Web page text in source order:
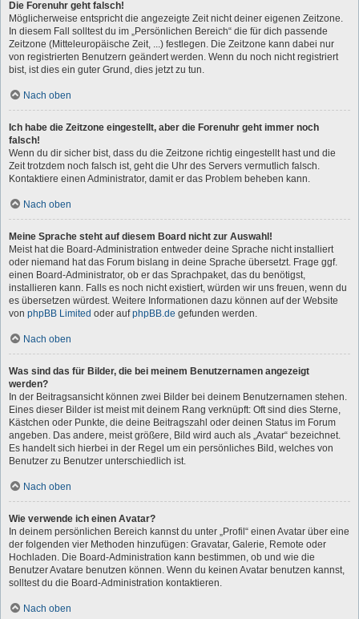
Die Forenuhr geht falsch!
Möglicherweise entspricht die angezeigte Zeit nicht deiner eigenen Zeitzone.
In diesem Fall solltest du im „Persönlichen Bereich“ die für dich passende
Zeitzone (Mitteleuropäische Zeit, ...) festlegen. Die Zeitzone kann dabei nur
von registrierten Benutzern geändert werden. Wenn du noch nicht registriert
bist, ist dies ein guter Grund, dies jetzt zu tun.
Nach oben
Ich habe die Zeitzone eingestellt, aber die Forenuhr geht immer noch
falsch!
Wenn du dir sicher bist, dass du die Zeitzone richtig eingestellt hast und die
Zeit trotzdem noch falsch ist, geht die Uhr des Servers vermutlich falsch.
Kontaktiere einen Administrator, damit er das Problem beheben kann.
Nach oben
Meine Sprache steht auf diesem Board nicht zur Auswahl!
Meist hat die Board-Administration entweder deine Sprache nicht installiert
oder niemand hat das Forum bislang in deine Sprache übersetzt. Frage ggf.
einen Board-Administrator, ob er das Sprachpaket, das du benötigst,
installieren kann. Falls es noch nicht existiert, würden wir uns freuen, wenn du
es übersetzen würdest. Weitere Informationen dazu können auf der Website
von phpBB Limited oder aufphpBB.de gefunden werden.
Nach oben
Was sind das für Bilder, die bei meinem Benutzernamen angezeigt
werden?
In der Beitragsansicht können zwei Bilder bei deinem Benutzernamen stehen.
Eines dieser Bilder ist meist mit deinem Rang verknüpft: Oft sind dies Sterne,
Kästchen oder Punkte, die deine Beitragszahl oder deinen Status im Forum
angeben. Das andere, meist größere, Bild wird auch als „Avatar“ bezeichnet.
Es handelt sich hierbei in der Regel um ein persönliches Bild, welches von
Benutzer zu Benutzer unterschiedlich ist.
Nach oben
Wie verwende ich einen Avatar?
In deinem persönlichen Bereich kannst du unter „Profil“ einen Avatar über eine
der folgenden vier Methoden hinzufügen: Gravatar, Galerie, Remote oder
Hochladen. Die Board-Administration kann bestimmen, ob und wie die
Benutzer Avatare benutzen können. Wenn du keinen Avatar benutzen kannst,
solltest du die Board-Administration kontaktieren.
Nach oben